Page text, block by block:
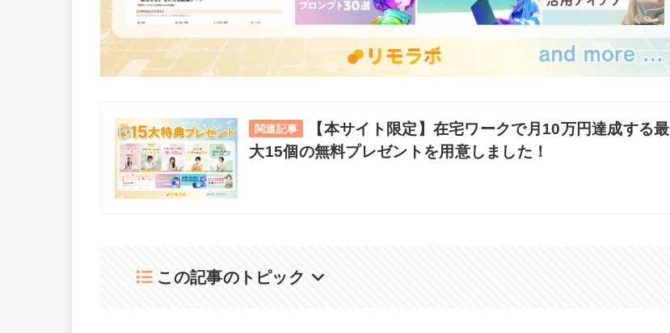
関連記事
【本サイト限定】在宅ワークで月10万円達成する最
大15個の無料プレゼントを用意しました！
この記事のトピック